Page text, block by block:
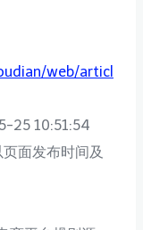
web/articl
25 10:51:54
面发布时间及